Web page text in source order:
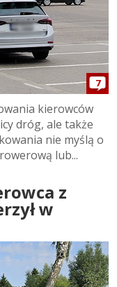
7
kierowców
dróg, ale także
nie myślą o
lub...
z
w